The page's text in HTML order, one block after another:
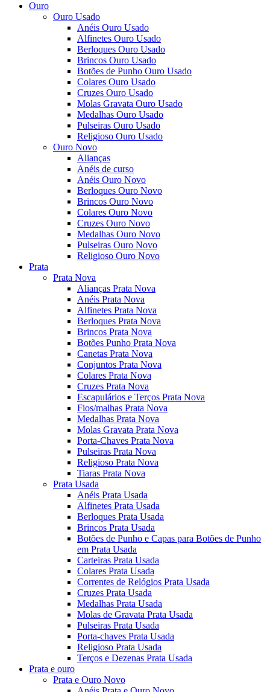
Ouro
Ouro Usado
Anéis Ouro Usado
Alfinetes Ouro Usado
Berloques Ouro Usado
Brincos Ouro Usado
Botões de Punho Ouro Usado
Colares Ouro Usado
Cruzes Ouro Usado
Molas Gravata Ouro Usado
Medalhas Ouro Usado
Pulseiras Ouro Usado
Religioso Ouro Usado
Ouro Novo
Alianças
Anéis de curso
Anéis Ouro Novo
Berloques Ouro Novo
Brincos Ouro Novo
Colares Ouro Novo
Cruzes Ouro Novo
Medalhas Ouro Novo
Pulseiras Ouro Novo
Religioso Ouro Novo
Prata
Prata Nova
Alianças Prata Nova
Anéis Prata Nova
Alfinetes Prata Nova
Berloques Prata Nova
Brincos Prata Nova
Botões Punho Prata Nova
Canetas Prata Nova
Conjuntos Prata Nova
Colares Prata Nova
Cruzes Prata Nova
Escapulários e Terços Prata Nova
Fios/malhas Prata Nova
Medalhas Prata Nova
Molas Gravata Prata Nova
Porta-Chaves Prata Nova
Pulseiras Prata Nova
Religioso Prata Nova
Tiaras Prata Nova
Prata Usada
Anéis Prata Usada
Alfinetes Prata Usada
Berloques Prata Usada
Brincos Prata Usada
Botões de Punho e Capas para Botões de Punho
em Prata Usada
Carteiras Prata Usada
Colares Prata Usada
Correntes de Relógios Prata Usada
Cruzes Prata Usada
Medalhas Prata Usada
Molas de Gravata Prata Usada
Pulseiras Prata Usada
Porta-chaves Prata Usada
Religioso Prata Usada
Terços e Dezenas Prata Usada
Prata e ouro
Prata e Ouro Novo